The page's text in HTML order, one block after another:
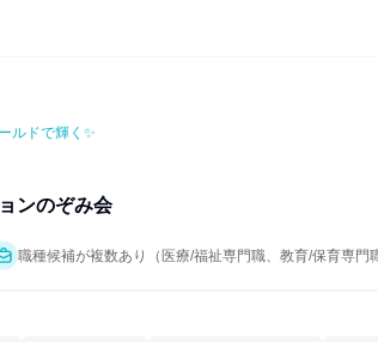
ルドで輝く✨
ンのぞみ会
職種候補が複数あり（医療/福祉専門職、教育/保育専門